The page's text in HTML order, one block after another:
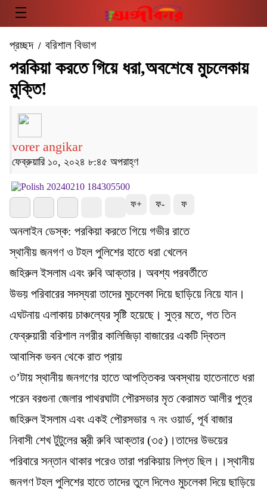
প্রচ্ছদ/ বরিশাল বিভাগ
পরকিয়া করতে গিয়ে ধরা,অবশেষে মুচলেকায়
মুক্তি!
vorer angikar
ফেব্রুয়ারি ১০, ২০২৪ ৮:৪৫ অপরাহ্ণ
ফ+ ফ- ফ
অনলাইন ডেস্ক: পরকিয়া করতে গিয়ে গভীর রাতে
স্থানীয় জনগণ ও টহল পুলিশের হাতে ধরা খেলেন
জহিরুল ইসলাম এবং রুবি আক্তার। অবশ্য পরবর্তীতে
উভয় পরিবারের সদস্যরা তাদের মুচলেকা দিয়ে ছাড়িয়ে নিয়ে যান।
এঘটনায় এলাকায় চাঞ্চল্যের সৃষ্টি হয়েছে। সুত্র মতে, গত তিন
ফেব্রুয়ারী বরিশাল নগরীর কালিজিড়া বাজারের একটি দ্বিতল
আবাসিক ভবন থেকে রাত প্রায়
৩’টায় স্থানীয় জনগণের হাতে আপত্তিকর অবস্থায় হাতেনাতে ধরা
পরেন বরগুনা জেলার পাথরঘাটা পৌরসভার মৃত কেরামত আলীর পুত্র
জহিরুল ইসলাম এবং একই পৌরসভার ৭ নং ওয়ার্ড, পূর্ব বাজার
নিবাসী শেখ টুটুলের স্ত্রী রুবি আক্তার (৩৫)।তাদের উভয়ের
পরিবারে সন্তান থাকার পরেও তারা পরকিয়ায় লিপ্ত ছিল।।স্থানীয়
জনগণ টহল পুলিশের হাতে তাদের তুলে দিলেও মুচলেকা দিয়ে ছাড়িয়ে